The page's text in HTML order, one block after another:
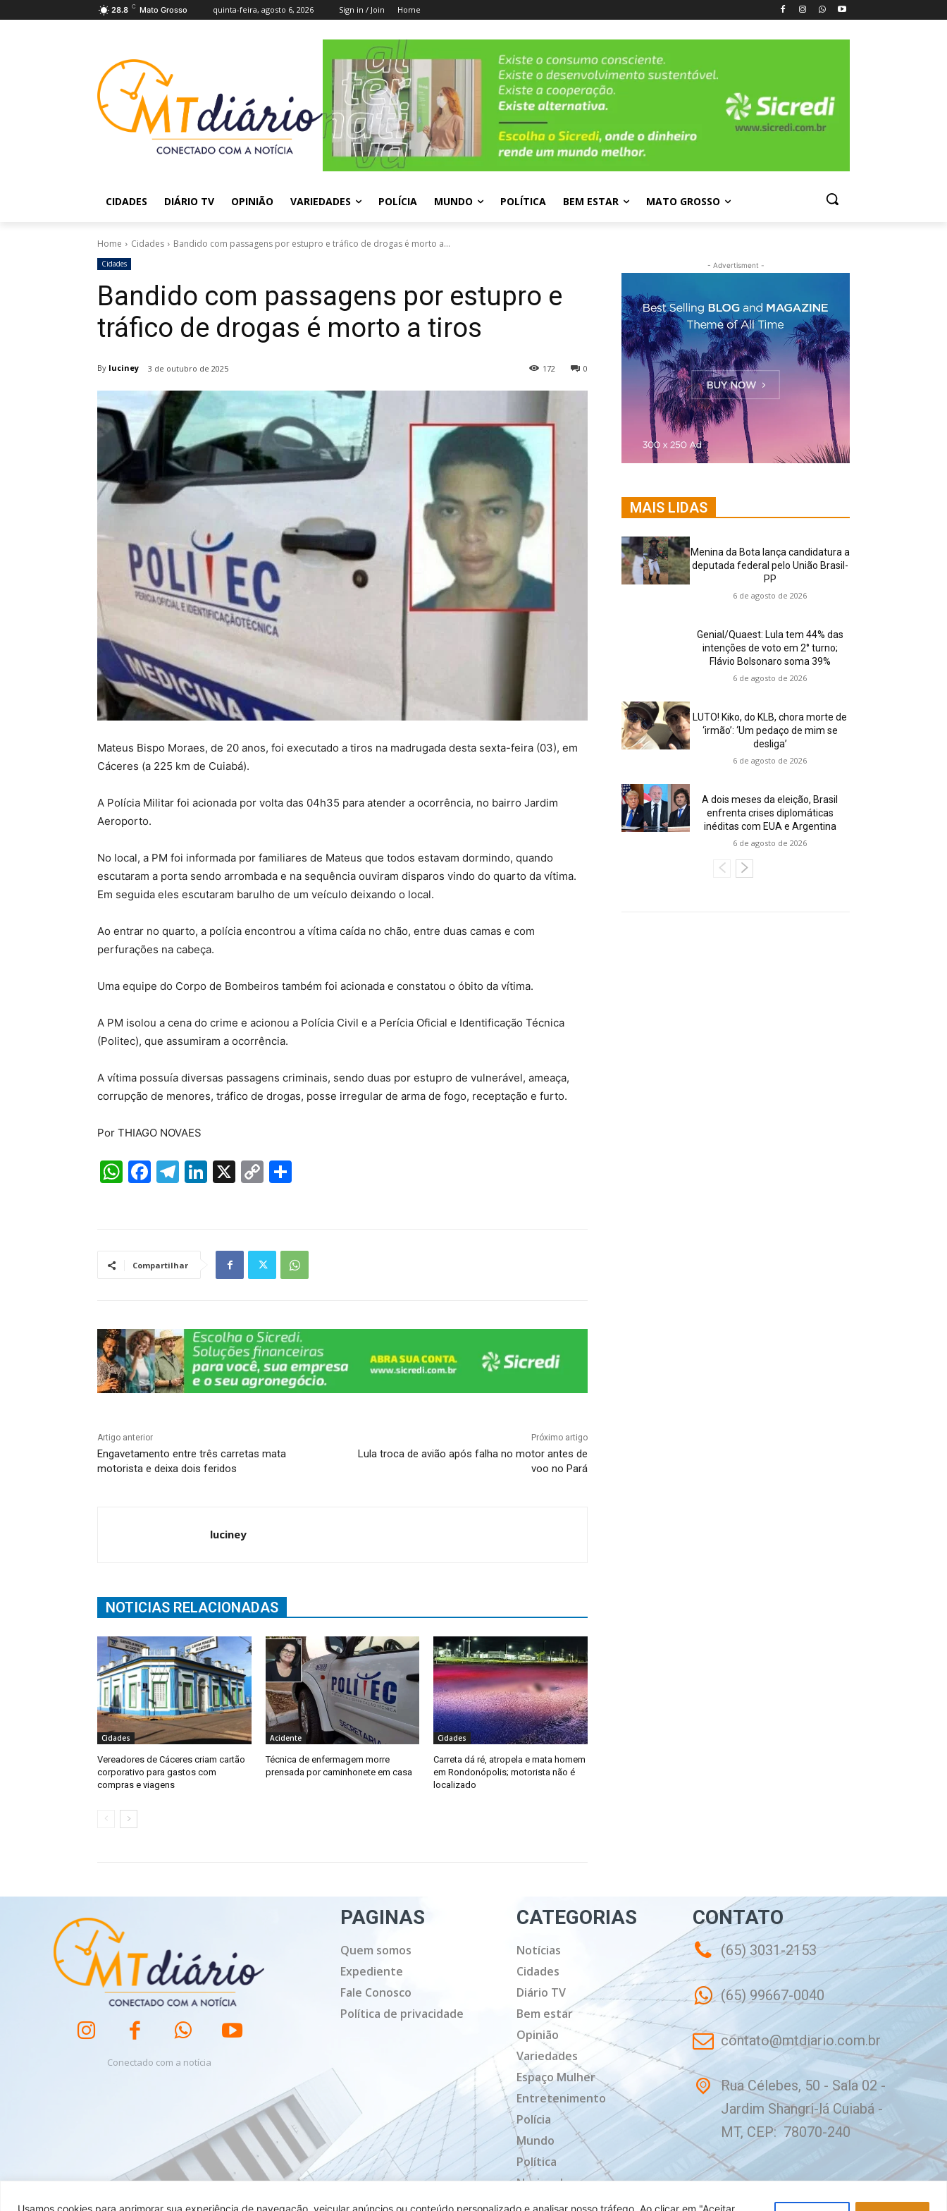
Usamos cookies para aprimorar sua experiência de navegação, veicular anúncios ou conteúdo personalizado e analisar nosso tráfego. Ao clicar em "Aceitar
28.8 C Mato Grosso quinta-feira, agosto 6, 2026 Sign in / Join Home
CIDADES DIÁRIO TV OPINIÃO VARIEDADES POLÍCIA MUNDO POLÍTICA BEM ESTAR MATO GROSSO
Home Cidades Bandido com passagens por estupro e tráfico de drogas é morto a...
Cidades
Bandido com passagens por estupro e
tráfico de drogas é morto a tiros
By luciney 3 de outubro de 2025 0
172
Mateus Bispo Moraes, de 20 anos, foi executado a tiros na madrugada desta sexta-feira (03), em
Cáceres (a 225 km de Cuiabá).
A Polícia Militar foi acionada por volta das 04h35 para atender a ocorrência, no bairro Jardim
Aeroporto.
No local, a PM foi informada por familiares de Mateus que todos estavam dormindo, quando
escutaram a porta sendo arrombada e na sequência ouviram disparos vindo do quarto da vítima.
Em seguida eles escutaram barulho de um veículo deixando o local.
Ao entrar no quarto, a polícia encontrou a vítima caída no chão, entre duas camas e com
perfurações na cabeça.
Uma equipe do Corpo de Bombeiros também foi acionada e constatou o óbito da vítima.
A PM isolou a cena do crime e acionou a Polícia Civil e a Perícia Oficial e Identificação Técnica
(Politec), que assumiram a ocorrência.
A vítima possuía diversas passagens criminais, sendo duas por estupro de vulnerável, ameaça,
corrupção de menores, tráfico de drogas, posse irregular de arma de fogo, receptação e furto.
Por THIAGO NOVAES
W
A
F
b
k
T
a
Li
n
X
C
Li
n
Compartilhar
Artigo anterior
Engavetamento entre três carretas mata
motorista e deixa dois feridos
Próximo artigo
Lula troca de avião após falha no motor antes de
voo no Pará
luciney
NOTICIAS RELACIONADAS
Cidades
Vereadores de Cáceres criam cartão
corporativo para gastos com
compras e viagens
Acidente
Técnica de enfermagem morre
prensada por caminhonete em casa
Cidades
Carreta dá ré, atropela e mata homem
em Rondonópolis; motorista não é
localizado
- Advertisment -
MAIS LIDAS
Menina da Bota lança candidatura a
deputada federal pelo União Brasil-
PP
6 de agosto de 2026
Genial/Quaest: Lula tem 44% das
intenções de voto em 2° turno;
Flávio Bolsonaro soma 39%
6 de agosto de 2026
LUTO! Kiko, do KLB, chora morte de
‘irmão’: ‘Um pedaço de mim se
desliga’
6 de agosto de 2026
A dois meses da eleição, Brasil
enfrenta crises diplomáticas
inéditas com EUA e Argentina
6 de agosto de 2026
Conectado com a notícia
PAGINAS
Quem somos
Expediente
Fale Conosco
Política de privacidade
CATEGORIAS
Notícias
Cidades
Diário TV
Bem estar
Opinião
Variedades
Espaço Mulher
Entretenimento
Polícia
Mundo
Política
Nacional
Mato Grosso
CONTATO
(65) 3031-2153
(65) 99667-0040
contato@mtdiario.com.br
Rua Célebes, 50 - Sala 02 -
Jardim Shangri-lá Cuiabá -
MT, CEP: 78070-240